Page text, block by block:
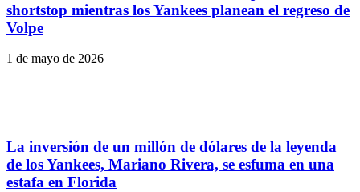
shortstop mientras los Yankees planean el regreso de
Volpe
1 de mayo de 2026
La inversión de un millón de dólares de la leyenda
de los Yankees, Mariano Rivera, se esfuma en una
estafa en Florida